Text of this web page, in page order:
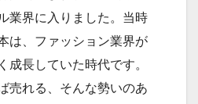
業界に入りました。当時
は、ファッション業界が
成長していた時代です。
売れる、そんな勢いのあ